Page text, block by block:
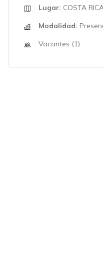
Lugar: COSTA
Modalidad:
Vacantes (1)